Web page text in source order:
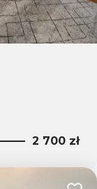
2 700 zł